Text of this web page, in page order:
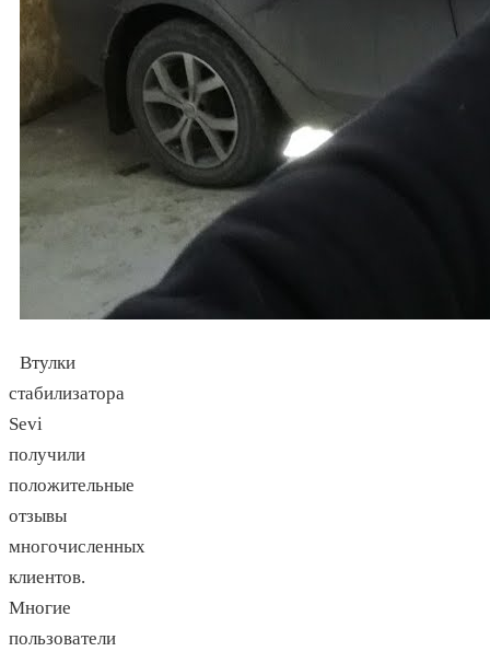
Втулки
стабилизатора
Sevi
получили
положительные
отзывы
многочисленных
клиентов.
Многие
пользователи